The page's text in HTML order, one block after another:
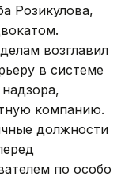
Розикулова,
возглавил
в системе
компанию.
должности
по особо